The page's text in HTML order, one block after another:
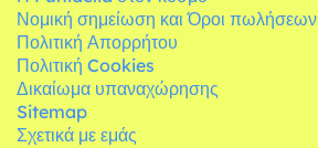
Νομική σημείωση και Όροι πωλήσεων
Πολιτική Απορρήτου
Πολιτική Cookies
Δικαίωμα υπαναχώρησης
Sitemap
Σχετικά με εμάς